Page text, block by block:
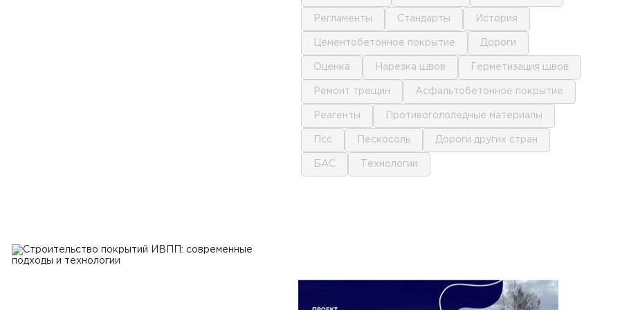
регламенты стандарты история
цементобетонное покрытие дороги
оценка нарезка швов герметизация швов
ремонт трещин асфальтобетонное покрытие
реагенты противогололедные материалы
псс пескосоль дороги других стран
БАС технологии